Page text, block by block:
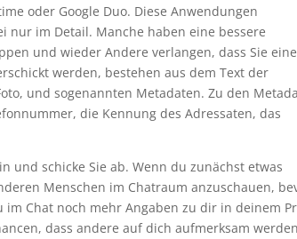
oder Google Duo. Diese Anwendungen
nur im Detail. Manche haben eine bessere
und wieder Andere verlangen, dass Sie
werden, bestehen aus dem Text der
und sogenannten Metadaten. Zu den
die Kennung des Adressaten, das
schicke Sie ab. Wenn du zunächst etwas
Menschen im Chatraum anzuschauen,
Chat noch mehr Angaben zu dir in deinem
dass andere auf dich aufmerksam